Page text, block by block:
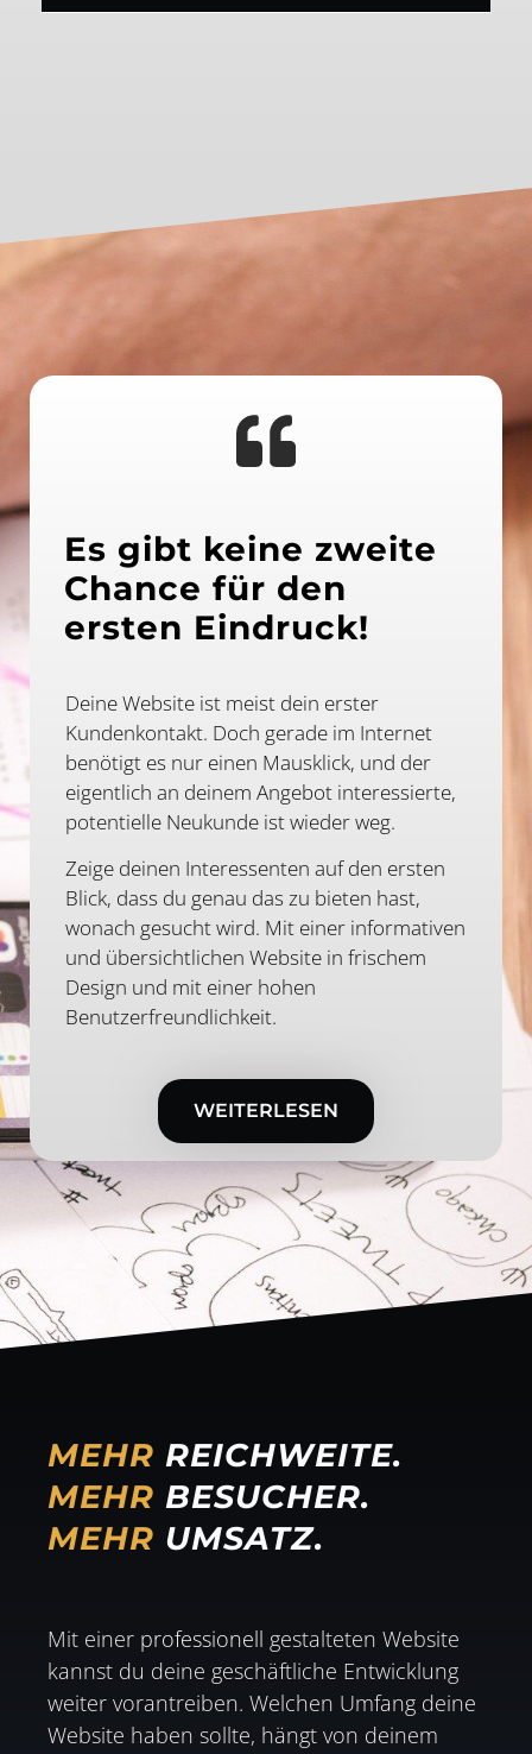
Es gibt keine zweite
Chance für den
ersten Eindruck!
Deine Website ist meist dein erster
Kundenkontakt. Doch gerade im Internet
benötigt es nur einen Mausklick, und der
eigentlich an deinem Angebot interessierte,
potentielle Neukunde ist wieder weg.
Zeige deinen Interessenten auf den ersten
Blick, dass du genau das zu bieten hast,
wonach gesucht wird. Mit einer informativen
und übersichtlichen Website in frischem
Design und mit einer hohen
Benutzerfreundlichkeit.
WEITERLESEN
MEHR REICHWEITE.
MEHR BESUCHER.
MEHR UMSATZ.
Mit einer professionell gestalteten Website
kannst du deine geschäftliche Entwicklung
weiter vorantreiben. Welchen Umfang deine
Website haben sollte, hängt von deinem